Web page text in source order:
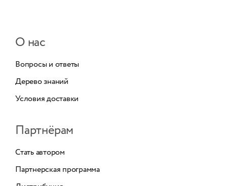
О нас
Вопросы и ответы
Дерево знаний
Условия доставки
Партнёрам
Стать автором
Партнерская программа